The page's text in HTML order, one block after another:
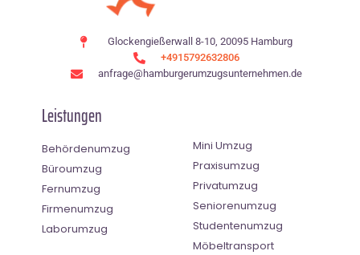
Glockengießerwall 8-10, 20095 Hamburg
+4915792632806
anfrage@hamburgerumzugsunternehmen.de
Leistungen
Behördenumzug
Büroumzug
Fernumzug
Firmenumzug
Laborumzug
Mini Umzug
Praxisumzug
Privatumzug
Seniorenumzug
Studentenumzug
Möbeltransport